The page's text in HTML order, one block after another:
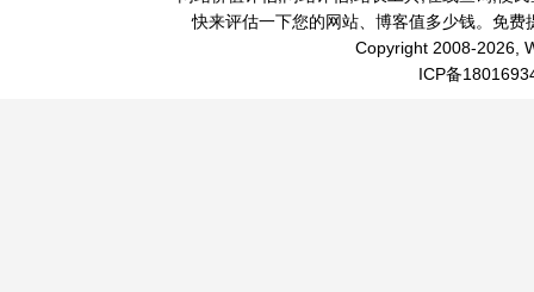
快来评估一下您的网站、博客值多少钱。免
Copyright 2008-2026,
ICP备